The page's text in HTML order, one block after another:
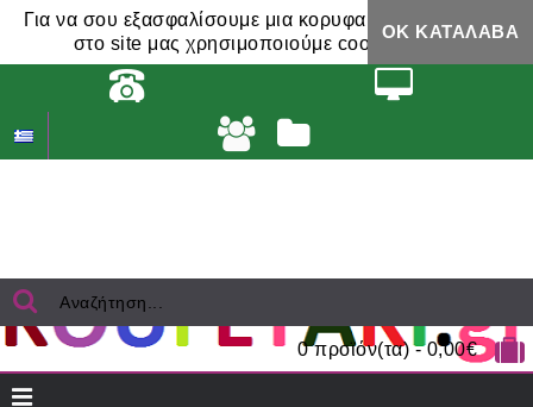
Για να σου εξασφαλίσουμε μια κορυφαία εμπειρία,
στο site μας χρησιμοποιούμε cookies.
ΟΚ ΚΑΤΆΛΑΒΑ
0 προϊόν(τα) - 0,00€